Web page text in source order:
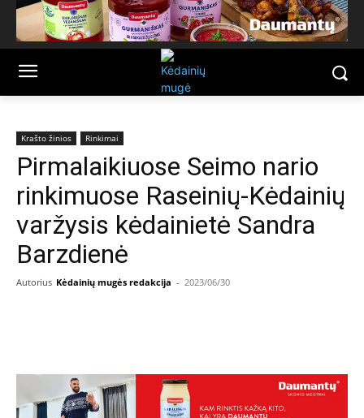
Krašto žinios Rinkimai
Pirmalaikiuose Seimo nario
rinkimuose Raseinių-Kėdainių
varžysis kėdainietė Sandra
Barzdienė
Autorius Kėdainių mugės redakcija - 2023/06/30